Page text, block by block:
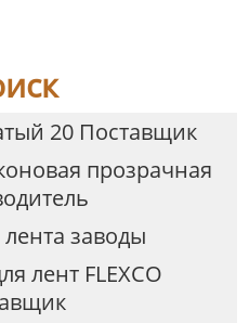
20 Поставщик
прозрачная
заводы
лент FLEXCO